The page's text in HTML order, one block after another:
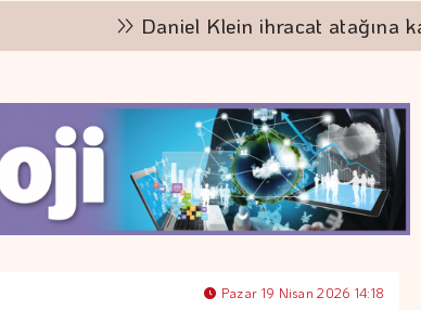
Daniel Klein ihracat atağına kalktı
Pazar 19 Nisan 2026 14:18